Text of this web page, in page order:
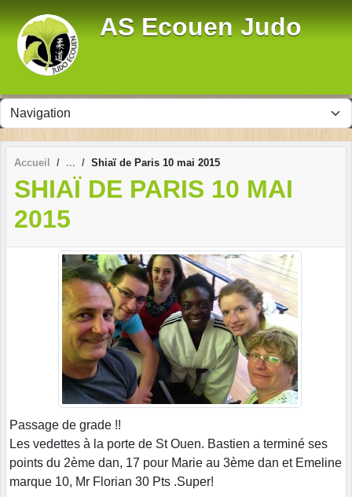
AS Ecouen Judo
Accueil Shiaï de Paris 10 mai 2015
SHIAÏ DE PARIS 10 MAI
2015
Passage de grade !!
Les vedettes à la porte de St Ouen. Bastien a terminé ses
points du 2ème dan, 17 pour Marie au 3ème dan et Emeline
marque 10, Mr Florian 30 Pts .Super!